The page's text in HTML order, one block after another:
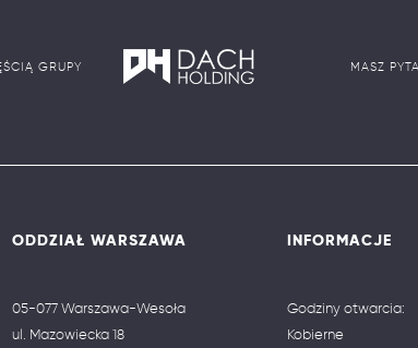
GRUPY MASZ
ODDZIAŁ WARSZAWA
05-077 Warszawa-Wesoła
ul. Mazowiecka 18
INFORMACJE
Godziny otwarcia:
Kobierne